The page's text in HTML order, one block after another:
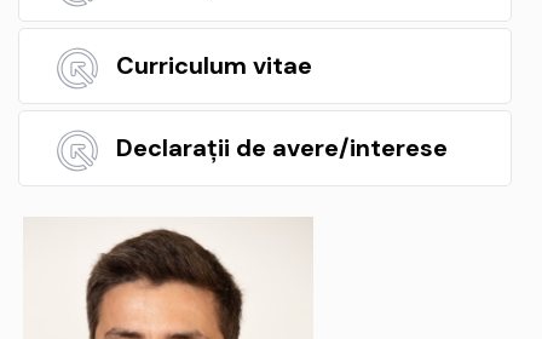
Curriculum vitae
Declarații de avere/interese